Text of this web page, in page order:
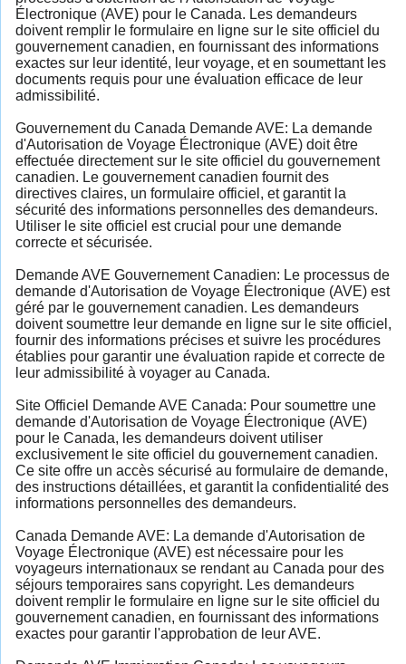
Électronique (AVE) pour le Canada. Les demandeurs
doivent remplir le formulaire en ligne sur le site officiel du
gouvernement canadien, en fournissant des informations
exactes sur leur identité, leur voyage, et en soumettant les
documents requis pour une évaluation efficace de leur
admissibilité.
Gouvernement du Canada Demande AVE: La demande
d'Autorisation de Voyage Électronique (AVE) doit être
effectuée directement sur le site officiel du gouvernement
canadien. Le gouvernement canadien fournit des
directives claires, un formulaire officiel, et garantit la
sécurité des informations personnelles des demandeurs.
Utiliser le site officiel est crucial pour une demande
correcte et sécurisée.
Demande AVE Gouvernement Canadien: Le processus de
demande d'Autorisation de Voyage Électronique (AVE) est
géré par le gouvernement canadien. Les demandeurs
doivent soumettre leur demande en ligne sur le site officiel,
fournir des informations précises et suivre les procédures
établies pour garantir une évaluation rapide et correcte de
leur admissibilité à voyager au Canada.
Site Officiel Demande AVE Canada: Pour soumettre une
demande d'Autorisation de Voyage Électronique (AVE)
pour le Canada, les demandeurs doivent utiliser
exclusivement le site officiel du gouvernement canadien.
Ce site offre un accès sécurisé au formulaire de demande,
des instructions détaillées, et garantit la confidentialité des
informations personnelles des demandeurs.
Canada Demande AVE: La demande d'Autorisation de
Voyage Électronique (AVE) est nécessaire pour les
voyageurs internationaux se rendant au Canada pour des
séjours temporaires sans copyright. Les demandeurs
doivent remplir le formulaire en ligne sur le site officiel du
gouvernement canadien, en fournissant des informations
exactes pour garantir l'approbation de leur AVE.